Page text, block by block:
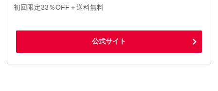
初回限定33％OFF＋送料無料
公式サイト